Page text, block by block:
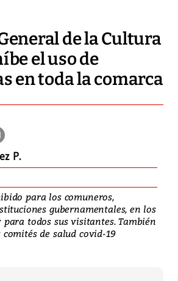
de la Cultura
el uso de
en toda la comarca
P.
para los comuneros,
gubernamentales, en los
todos sus visitantes. También
de salud covid-19